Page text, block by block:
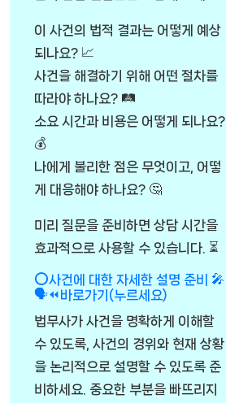
이 사건의 법적 결과는 어떻게 예상
되나요? 📈
사건을 해결하기 위해 어떤 절차를
따라야 하나요? 🛤️
소요 시간과 비용은 어떻게 되나요?
💰
나에게 불리한 점은 무엇이고, 어떻
게 대응해야 하나요? 🤔
미리 질문을 준비하면 상담 시간을
효과적으로 사용할 수 있습니다. ⏳
⭕사건에 대한 자세한 설명 준비 🎤
🗣️⏪바로가기(누르세요)
법무사가 사건을 명확하게 이해할
수 있도록, 사건의 경위와 현재 상황
을 논리적으로 설명할 수 있도록 준
비하세요. 중요한 부분을 빠뜨리지